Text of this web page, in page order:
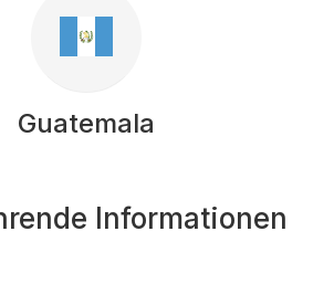
Guatemala
Informationen